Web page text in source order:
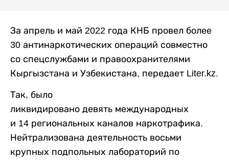
За апрель и май 2022 года КНБ провел более
30 антинаркотических операций совместно
со спецслужбами и правоохранителями
Кыргызстана и Узбекистана, передает Liter.kz.
Так, было
ликвидировано девять международных
и 14 региональных каналов наркотрафика.
Нейтрализована деятельность восьми
крупных подпольных лабораторий по